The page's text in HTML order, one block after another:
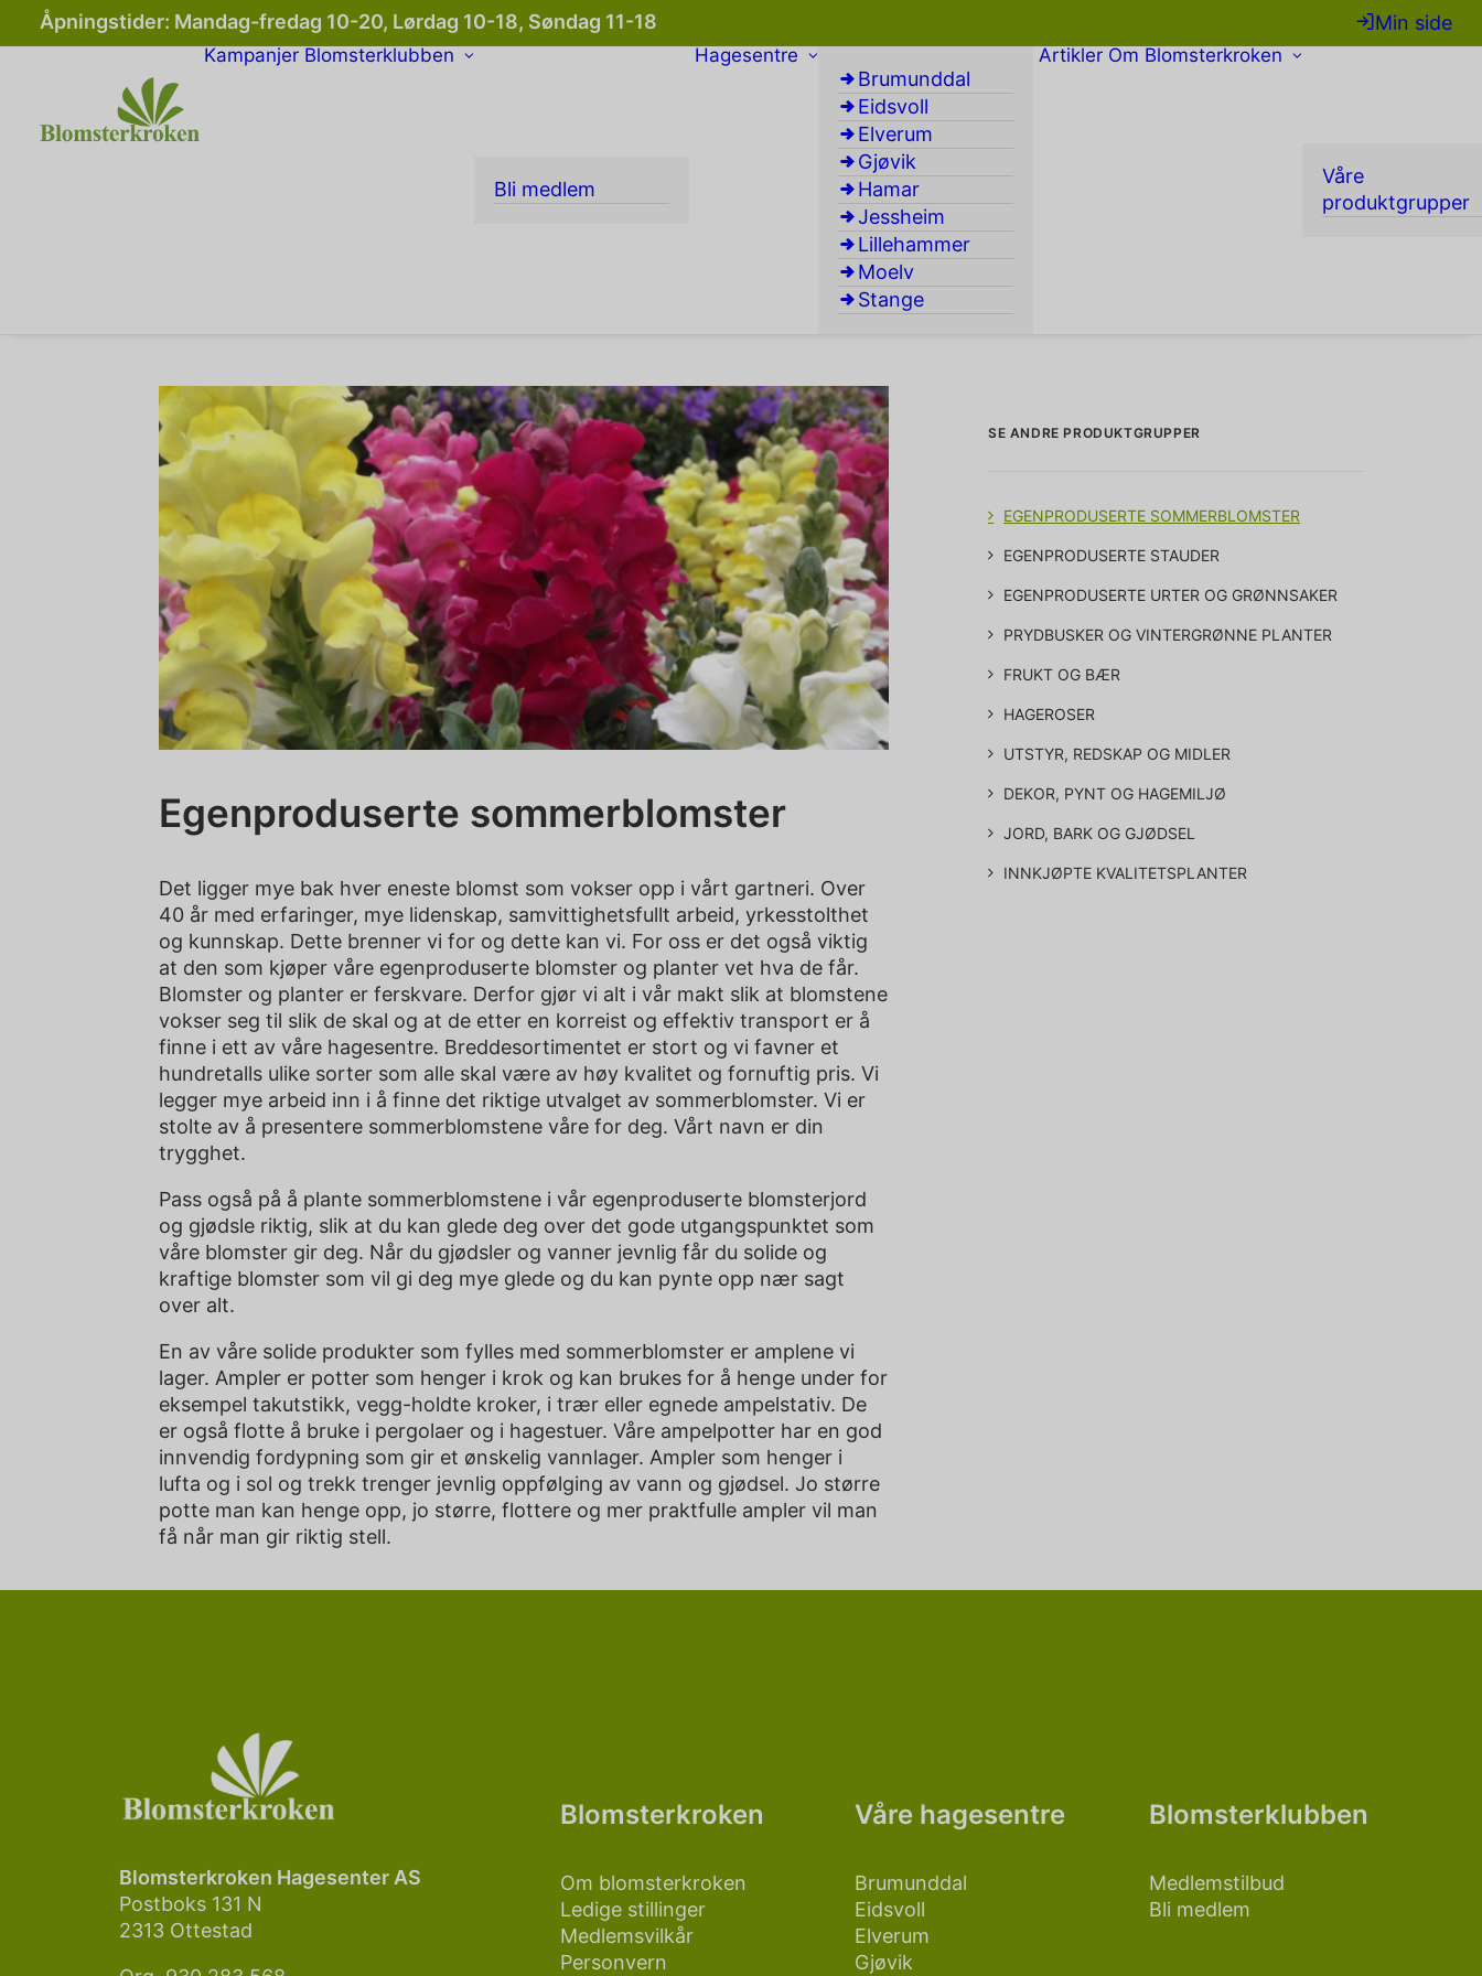
Åpningstider: Mandag-fredag 10-20, Lørdag 10-18, Søndag 11-18 Min side
Kampanjer Blomsterklubben
Bli medlem
Hagesentre
Brumunddal
Eidsvoll
Elverum
Gjøvik
Hamar
Jessheim
Lillehammer
Moelv
Stange
Artikler Om Blomsterkroken
Våre
produktgrupper
Egenproduserte sommerblomster
Det ligger mye bak hver eneste blomst som vokser opp i vårt gartneri. Over
40 år med erfaringer, mye lidenskap, samvittighetsfullt arbeid, yrkesstolthet
og kunnskap. Dette brenner vi for og dette kan vi. For oss er det også viktig
at den som kjøper våre egenproduserte blomster og planter vet hva de får.
Blomster og planter er ferskvare. Derfor gjør vi alt i vår makt slik at blomstene
vokser seg til slik de skal og at de etter en korreist og effektiv transport er å
finne i ett av våre hagesentre. Breddesortimentet er stort og vi favner et
hundretalls ulike sorter som alle skal være av høy kvalitet og fornuftig pris. Vi
legger mye arbeid inn i å finne det riktige utvalget av sommerblomster. Vi er
stolte av å presentere sommerblomstene våre for deg. Vårt navn er din
trygghet.
Pass også på å plante sommerblomstene i vår egenproduserte blomsterjord
og gjødsle riktig, slik at du kan glede deg over det gode utgangspunktet som
våre blomster gir deg. Når du gjødsler og vanner jevnlig får du solide og
kraftige blomster som vil gi deg mye glede og du kan pynte opp nær sagt
over alt.
En av våre solide produkter som fylles med sommerblomster er amplene vi
lager. Ampler er potter som henger i krok og kan brukes for å henge under for
eksempel takutstikk, vegg-holdte kroker, i trær eller egnede ampelstativ. De
er også flotte å bruke i pergolaer og i hagestuer. Våre ampelpotter har en god
innvendig fordypning som gir et ønskelig vannlager. Ampler som henger i
lufta og i sol og trekk trenger jevnlig oppfølging av vann og gjødsel. Jo større
potte man kan henge opp, jo større, flottere og mer praktfulle ampler vil man
få når man gir riktig stell.
SE ANDRE PRODUKTGRUPPER
EGENPRODUSERTE SOMMERBLOMSTER
EGENPRODUSERTE STAUDER
EGENPRODUSERTE URTER OG GRØNNSAKER
PRYDBUSKER OG VINTERGRØNNE PLANTER
FRUKT OG BÆR
HAGEROSER
UTSTYR, REDSKAP OG MIDLER
DEKOR, PYNT OG HAGEMILJØ
JORD, BARK OG GJØDSEL
INNKJØPTE KVALITETSPLANTER
Blomsterkroken Hagesenter AS
Postboks 131 N
2313 Ottestad
Blomsterkroken
Om blomsterkroken
Ledige stillinger
Medlemsvilkår
Personvern
Våre hagesentre
Brumunddal
Eidsvoll
Elverum
Gjøvik
Blomsterklubben
Medlemstilbud
Bli medlem